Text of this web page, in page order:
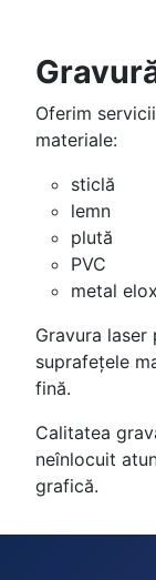
Oferim
materiale:
sticlă
lemn
plută
PVC
metal
Gravura
suprafețele
fină.
Calitatea
neînlocuit
grafică.